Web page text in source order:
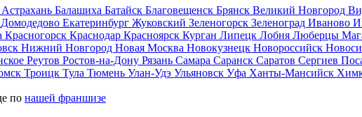
Астрахань Балашиха Батайск Благовещенск Брянск Великий Новгород
Домодедово Екатеринбург Жуковский Зеленогорск Зеленоград Иваново
Красногорск Краснодар Красноярск Курган Липецк Лобня Люберцы
Нижний Новгород Новая Москва Новокузнецк Новороссийск
Реутов Ростов-на-Дону Рязань Самара Саранск Саратов Сергиев
Троицк Тула Тюмень Улан-Удэ Ульяновск Уфа Ханты-Мансийск
по нашей франшизе